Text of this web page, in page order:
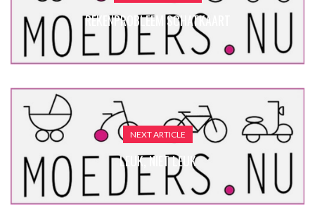
REKENPROBLEEM SCHATKAART
NEXT ARTICLE
LEUK, NIET LEUK